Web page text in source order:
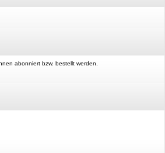
abonniert bzw. bestellt werden.